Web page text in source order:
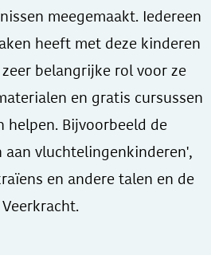
meegemaakt. Iedereen
heeft met deze kinderen
belangrijke rol voor ze
en gratis cursussen
helpen. Bijvoorbeeld de
aan vluchtelingenkinderen',
en andere talen en de